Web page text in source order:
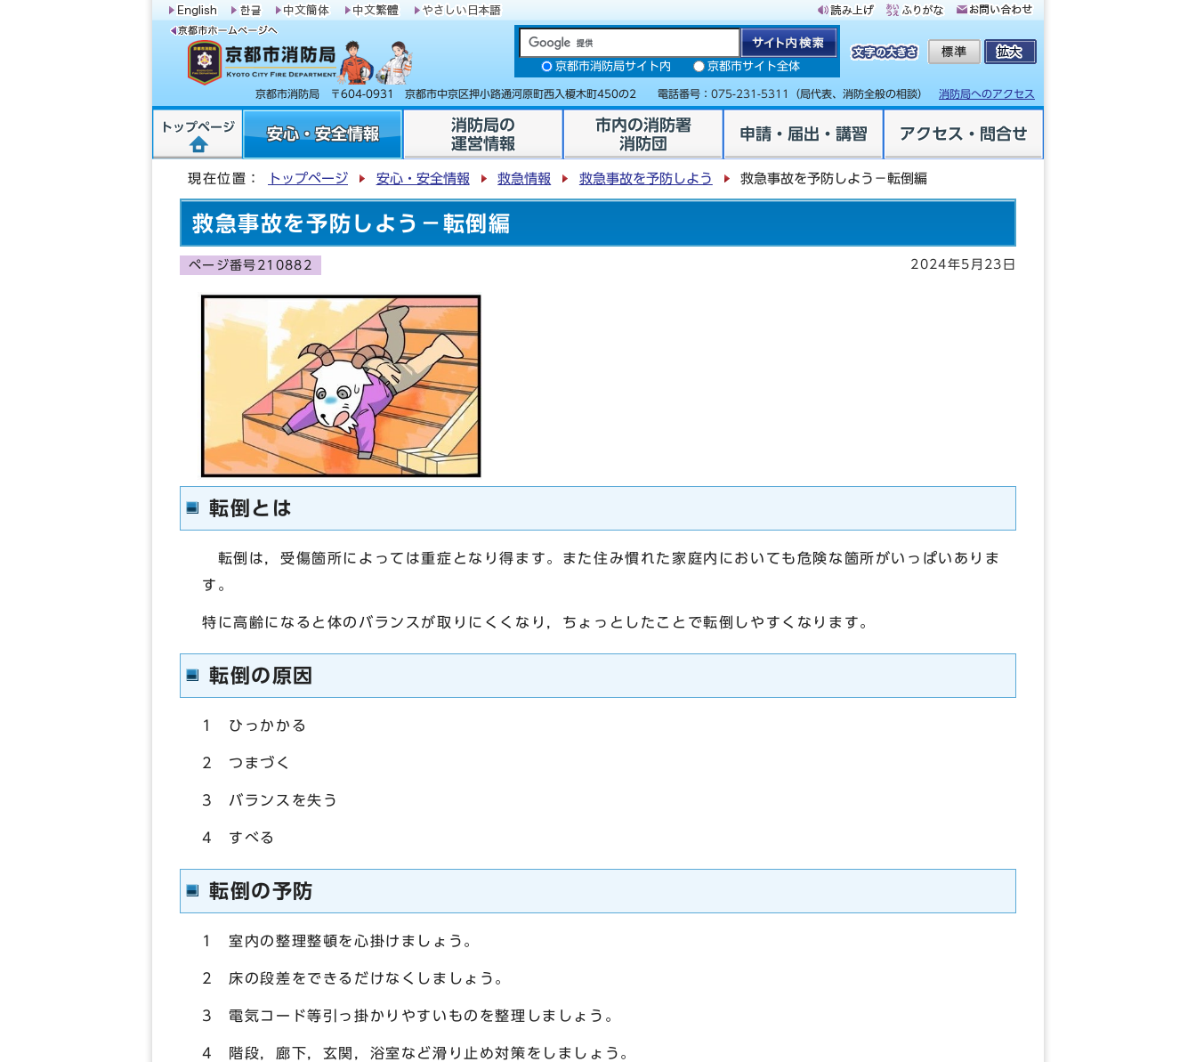
京都市消防局サイト内 京都市サイト全体
京都市消防局 〒604-0931 京都市中京区押小路通河原町西入榎木町450の2 電話番号： 075-231-5311 （局代表、消防全般の相談） 消防局へのアクセス
トップページ 安心・安全情報
消防局の
運営情報
市内の消防署
消防団
申請・届出・講習 アクセス・問合せ
現在位置： トップページ 安心・安全情報 救急情報 救急事故を予防しよう 救急事故を予防しよう－転倒編
救急事故を予防しよう－転倒編
ページ番号210882 2024年5月23日
転倒とは
転倒は，受傷箇所によっては重症となり得ます。また住み慣れた家庭内においても危険な箇所がいっぱいありま
す。
特に高齢になると体のバランスが取りにくくなり，ちょっとしたことで転倒しやすくなります。
転倒の原因
1 ひっかかる
2 つまづく
3 バランスを失う
4 すべる
転倒の予防
1 室内の整理整頓を心掛けましょう。
2 床の段差をできるだけなくしましょう。
3 電気コード等引っ掛かりやすいものを整理しましょう。
4 階段，廊下，玄関，浴室など滑り止め対策をしましょう。